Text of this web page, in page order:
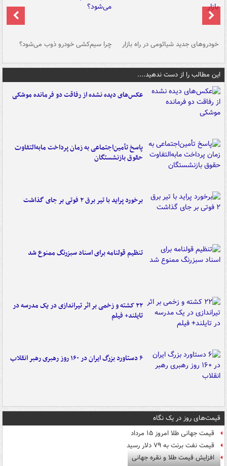
خودروهای جدید شیائومی در راه بازار چرا سیم‌کشی خودرو ذوب می‌شود؟
این مطالب را از دست ندهید....
عکس‌های دیده نشده از رفاقت دو فرمانده‌ موشکی
پاسخ تأمین‌اجتماعی به زمان پرداخت مابه‌التفاوت
حقوق بازنشستگان
برخورد پراید با تیر برق ۲ فوتی بر جای گذاشت
تنظیم قولنامه برای اسناد سبزرنگ ممنوع شد
۲۲ کشته و زخمی بر اثر تیراندازی در یک مدرسه در
تایلند+ فیلم
۶ دستاورد بزرگ ایران در ۱۶۰ روز رهبری رهبر انقلاب
قیمت‌های روز در یک نگاه
قیمت جهانی طلا امروز ۱۵ مرداد
قیمت نفت برنت به ۷۹ دلار رسید
افزایش قیمت طلا و نقره جهانی